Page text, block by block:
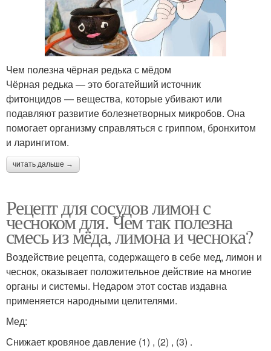
Чем полезна чёрная редька с мёдом
Чёрная редька — это богатейший источник
фитонцидов — вещества, которые убивают или
подавляют развитие болезнетворных микробов. Она
помогает организму справляться с гриппом, бронхитом
и ларингитом.
читать дальше →
Рецепт для сосудов лимон с
чесноком для. Чем так полезна
смесь из мёда, лимона и чеснока?
Воздействие рецепта, содержащего в себе мед, лимон и
чеснок, оказывает положительное действие на многие
органы и системы. Недаром этот состав издавна
применяется народными целителями.
Мед:
Снижает кровяное давление (1) , (2) , (3) .